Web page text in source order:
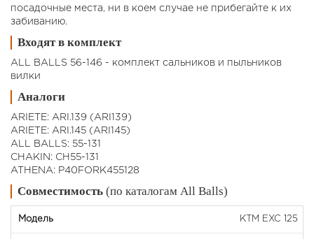
посадочные места, ни в коем случае не прибегайте к их
забиванию.
Входят в комплект
ALL BALLS 56-146 - комплект сальников и пыльников
вилки
Аналоги
ARIETE: ARI.139 (ARI139)
ARIETE: ARI.145 (ARI145)
ALL BALLS: 55-131
CHAKIN: CH55-131
ATHENA: P40FORK455128
Совместимость (по каталогам All Balls)
KTM EXC 125